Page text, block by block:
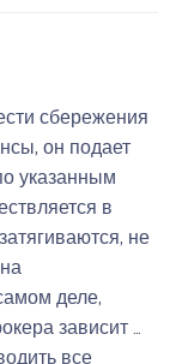
сбережения
он подает
указанным
в
не
деле,
зависит …